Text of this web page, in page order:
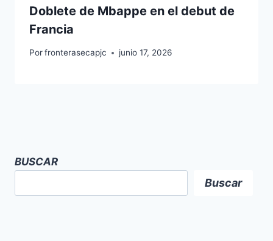
Doblete de Mbappe en el debut de
Francia
Porfronterasecapjc junio 17, 2026
BUSCAR
Buscar